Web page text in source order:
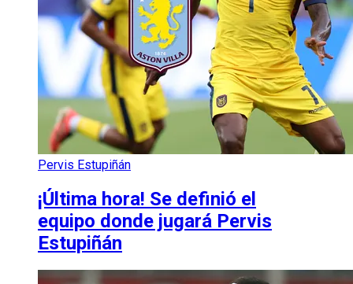
Pervis Estupiñán
¡Última hora! Se definió el
equipo donde jugará Pervis
Estupiñán